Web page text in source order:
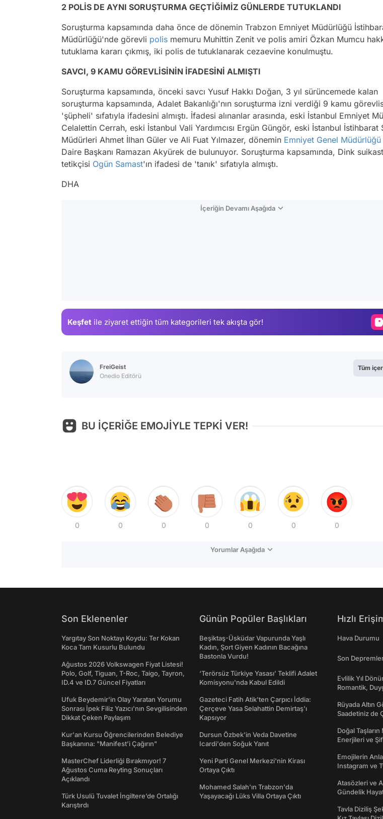
2 POLİS DE AYNI SORUŞTURMA GEÇTİĞİMİZ GÜNLERDE TUTUKLANDI
Soruşturma kapsamında daha önce de dönemin Trabzon Emniyet Müdürlüğü
Müdürlüğü'nde görevli polis memuru Muhittin Zenit ve polis amiri Özkan Mumcu
tutuklama kararı çıkmış, iki polis de tutuklanarak cezaevine konulmuştu.
SAVCI, 9 KAMU GÖREVLİSİNİN İFADESİNİ ALMIŞTI
Soruşturma kapsamında, önceki savcı Yusuf Hakkı Doğan, 3 yıl sürüncemede kalan
soruşturma kapsamında, Adalet Bakanlığı'nın soruşturma izni verdiği 9 kamu
'şüpheli' sıfatıyla ifadesini almıştı. İfadesi alınanlar arasında, eski İstanbul Emniyet
Celalettin Cerrah, eski İstanbul Vali Yardımcısı Ergün Güngör, eski İstanbul İstihbarat
Müdürleri Ahmet İlhan Güler ve Ali Fuat Yılmazer, dönemin Emniyet Genel Müdürlüğü
Daire Başkanı Ramazan Akyürek de bulunuyor. Soruşturma kapsamında, Dink
tetikçisi Ogün Samast'ın ifadesi de 'tanık' sıfatıyla almıştı.
DHA
İçeriğin Devamı Aşağıda
Keşfet ile ziyaret ettiğin tüm kategorileri tek akışta gör!
FreiGeist
Onedio Editörü
Tüm
BU İÇERİĞE EMOJİYLE TEPKİ VER!
0 0 0 0 0 0 0
Yorumlar Aşağıda
Son Eklenenler
Yargıtay Son Noktayı Koydu: Ter Kokan
Koca Tam Kusurlu Bulundu
Ağustos 2026 Volkswagen Fiyat Listesi!
Polo, Golf, Tiguan, T-Roc, Taigo, Tayron,
ID.4 ve ID.7 Güncel Fiyatları
Ufuk Beydemir'in Olay Yaratan Yorumu
Sonrası İpek Filiz Yazıcı'nın Sevgilisinden
Dikkat Çeken Paylaşım
Kur'an Kursu Öğrencilerinden Belediye
Başkanına: "Manifest’i Çağırın"
MasterChef Liderliği Bırakmıyor! 7
Ağustos Cuma Reyting Sonuçları
Açıklandı
Türk Usulü Tuvalet İngiltere’de Ortalığı
Karıştırdı
Günün Popüler Başlıkları
Beşiktaş-Üsküdar Vapurunda Yaşlı
Kadın, Şort Giyen Kadının Bacağına
Bastonla Vurdu!
‘Terörsüz Türkiye Yasası’ Teklifi Adalet
Komisyonu'nda Kabul Edildi
Gazeteci Fatih Atik'ten Çarpıcı İddia:
Çerçeve Yasa Selahattin Demirtaş'ı
Kapsıyor
Dursun Özbek'in Veda Davetine
Icardi'den Soğuk Yanıt
Yeni Parti Genel Merkezi'nin Kirası
Ortaya Çıktı
Mohamed Salah'ın Trabzon'da
Yaşayacağı Lüks Villa Ortaya Çıktı
Hızlı
Hava Durumu
Son
Evlilik Yıl
Romantik,
Rüyada Altın
Saadetiniz de
Doğal
Enerjileri ve
Emojilerin
Instagram ve
Atasözleri ve
Gündelik
Tavla Diziliş